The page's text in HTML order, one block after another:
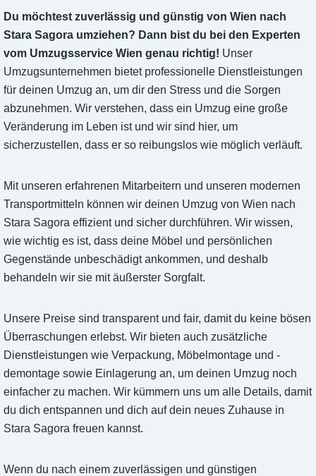
Du möchtest zuverlässig und günstig von Wien nach
Stara Sagora umziehen? Dann bist du bei den Experten
vom Umzugsservice Wien genau richtig! Unser
Umzugsunternehmen bietet professionelle Dienstleistungen
für deinen Umzug an, um dir den Stress und die Sorgen
abzunehmen. Wir verstehen, dass ein Umzug eine große
Veränderung im Leben ist und wir sind hier, um
sicherzustellen, dass er so reibungslos wie möglich verläuft.
Mit unseren erfahrenen Mitarbeitern und unseren modernen
Transportmitteln können wir deinen Umzug von Wien nach
Stara Sagora effizient und sicher durchführen. Wir wissen,
wie wichtig es ist, dass deine Möbel und persönlichen
Gegenstände unbeschädigt ankommen, und deshalb
behandeln wir sie mit äußerster Sorgfalt.
Unsere Preise sind transparent und fair, damit du keine bösen
Überraschungen erlebst. Wir bieten auch zusätzliche
Dienstleistungen wie Verpackung, Möbelmontage und -
demontage sowie Einlagerung an, um deinen Umzug noch
einfacher zu machen. Wir kümmern uns um alle Details, damit
du dich entspannen und dich auf dein neues Zuhause in
Stara Sagora freuen kannst.
Wenn du nach einem zuverlässigen und günstigen